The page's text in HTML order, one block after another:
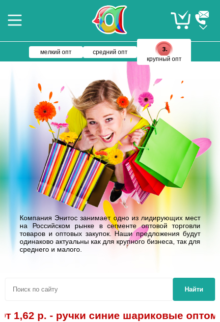
мелкий опт
средний опт
крупный опт
Компания Энитос занимает одно из лидирующих мест
на Российском рынке в сегменте оптовой торговли
товаров и оптовых закупок. Наши предложения будут
одинаково актуальны как для крупного бизнеса, так для
среднего и малого.
Найти
р. - ручки синие шариковые оптом!